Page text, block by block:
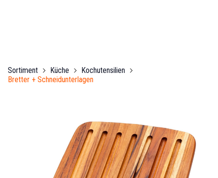
Sortiment Küche
Kochutensilien
Bretter + Schneidunterlagen